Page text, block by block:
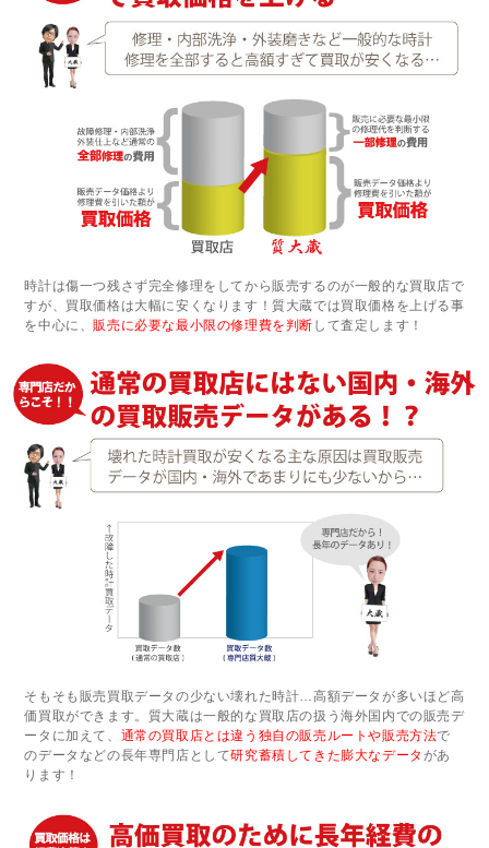
時計は傷一つ残さず完全修理をしてから販売するのが一般的な買取店で
すが、買取価格は大幅に安くなります！質大蔵では買取価格を上げる事
を中心に、販売に必要な最小限の修理費を判断 して査定します！
そもそも販売買取データの少ない壊れた時計…高額データが多いほど高
価買取ができます。質大蔵は一般的な買取店の扱う海外国内での販売デ
ータに加えて、 通常の買取店とは違う独自の販売ルートや販売方法で
のデータなどの長年専門店として研究蓄積してきた膨大なデータ があ
ります！